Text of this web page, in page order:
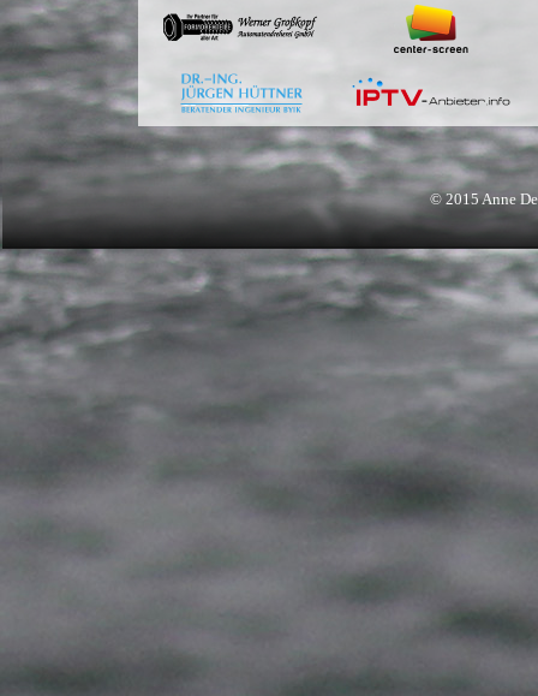
© 2015 Anne